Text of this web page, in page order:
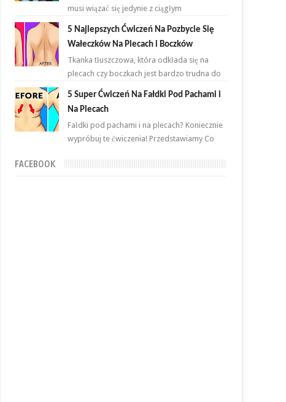
musi wiązać się jedynie z ciągłym
powtarzaniem brzuszków i deski na
przemian. Brzuch to nie jeden...
5 Najlepszych Ćwiczeń Na Pozbycie Się
Wałeczków Na Plecach i Boczków
Tkanka tłuszczowa, która odkłada się na
plecach czy boczkach jest bardzo trudna do
zlikwidowania. Połączenie odpowiednich
ćwiczeń oraz ...
5 Super Ćwiczeń Na Fałdki Pod Pachami i
Na Plecach
Fałdki pod pachami i na plecach? Koniecznie
wypróbuj te ćwiczenia! Przedstawiamy Co
w domu ...
FACEBOOK